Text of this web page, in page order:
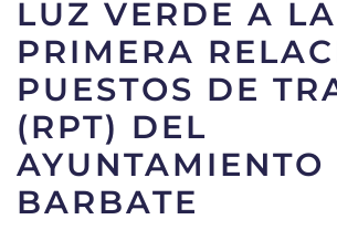
LUZ VERDE A LA
PRIMERA
PUESTOS DE
(RPT) DEL
AYUNTAMIENTO
BARBATE